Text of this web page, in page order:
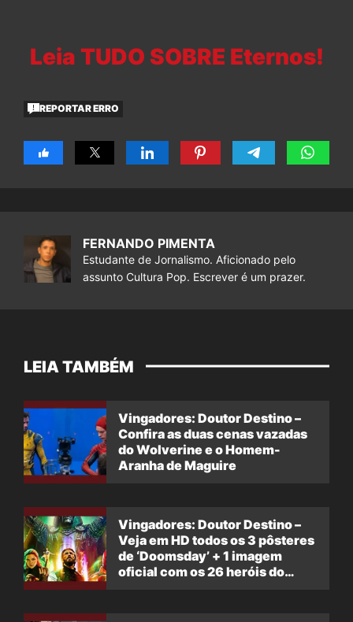
Leia TUDO SOBRE Eternos!
REPORTAR ERRO
FERNANDO PIMENTA
Estudante de Jornalismo. Aficionado pelo
assunto Cultura Pop. Escrever é um prazer.
LEIA TAMBÉM
Vingadores: Doutor Destino –
Confira as duas cenas vazadas
do Wolverine e o Homem-
Aranha de Maguire
Vingadores: Doutor Destino –
Veja em HD todos os 3 pôsteres
de ‘Doomsday’ + 1 imagem
oficial com os 26 heróis do